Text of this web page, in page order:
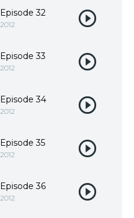
Episode 32
2012
Episode 33
2012
Episode 34
2012
Episode 35
2012
Episode 36
2012